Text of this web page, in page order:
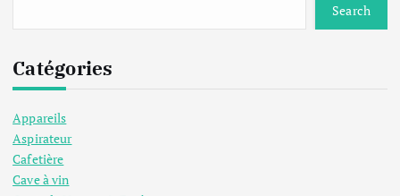
Search
Catégories
Appareils
Aspirateur
Cafetière
Cave à vin